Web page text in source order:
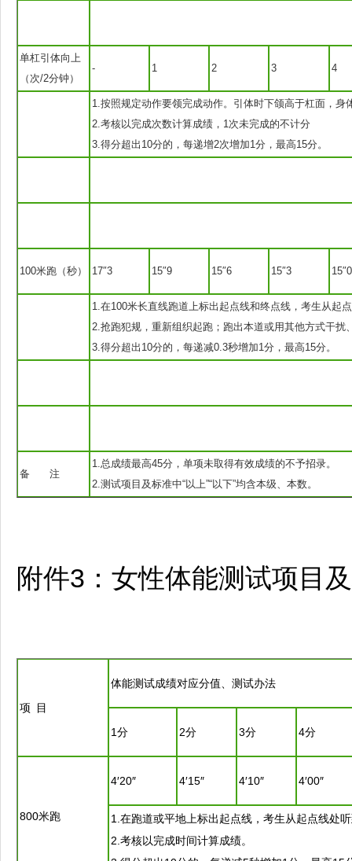
单杠引体向上
（次/2分钟）
- 1 2 3 4
1.按照规定动作要领完成动作。引体时下颌高于杠面，
2.考核以完成次数计算成绩，1次未完成的不计分
3.得分超出10分的，每递增2次增加1分，最高15分。
100米跑（秒） 17″3 15″9 15″6 15″3 15″0
1.在100米长直线跑道上标出起点线和终点线，考生从起
2.抢跑犯规，重新组织起跑；跑出本道或用其他方式干扰
3.得分超出10分的，每递减0.3秒增加1分，最高15分。
备 注
1.总成绩最高45分，单项未取得有效成绩的不予招录。
2.测试项目及标准中“以上”“以下”均含本级、本数。
附件3：女性体能测试项目
项 目
体能测试成绩对应分值、测试办法
1分 2分 3分 4分
800米跑
4′20″ 4′15″ 4′10″ 4′00″
1.在跑道或平地上标出起点线，考生从起点线处
2.考核以完成时间计算成绩。